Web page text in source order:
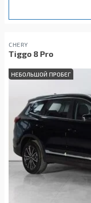
CHERY
Tiggo 8 Pro
НЕБОЛЬШОЙ ПРОБЕГ